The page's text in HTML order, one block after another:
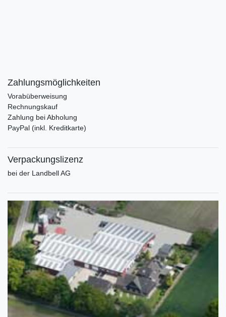
Zahlungsmöglichkeiten
Vorabüberweisung
Rechnungskauf
Zahlung bei Abholung
PayPal (inkl. Kreditkarte)
Verpackungslizenz
bei der Landbell AG